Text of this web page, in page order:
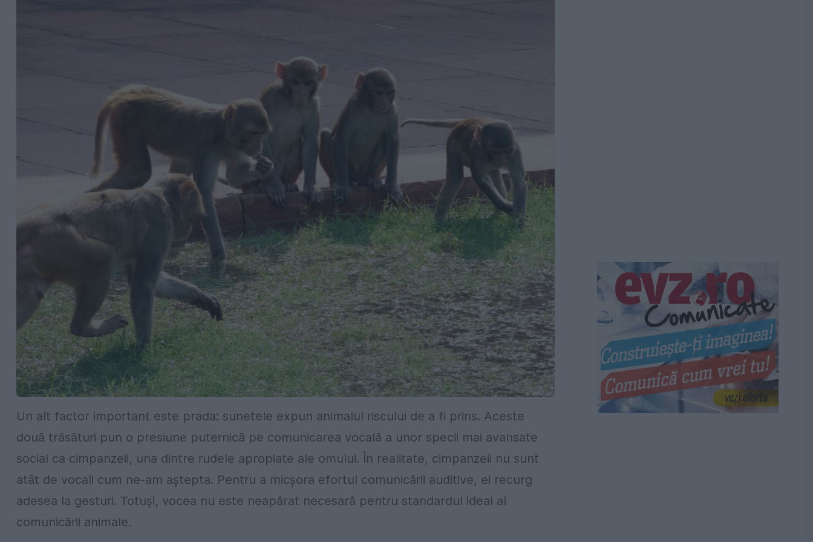
Un alt factor important este prada: sunetele expun animalul riscului de a fi prins. Aceste
două trăsături pun o presiune puternică pe comunicarea vocală a unor specii mai avansate
social ca cimpanzeii, una dintre rudele apropiate ale omului. În realitate, cimpanzeii nu sunt
atât de vocali cum ne-am aștepta. Pentru a micșora efortul comunicării auditive, ei recurg
adesea la gesturi. Totuși, vocea nu este neapărat necesară pentru standardul ideal al
comunicării animale.